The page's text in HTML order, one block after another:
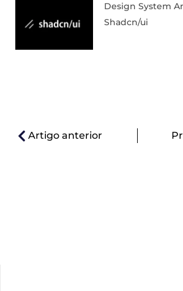
Design System
Shadcn/ui
Artigo anterior